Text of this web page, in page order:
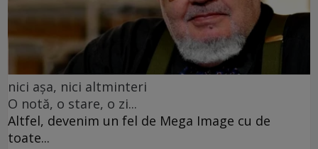
nici așa, nici altminteri
O notă, o stare, o zi...
Altfel, devenim un fel de Mega Image cu de
toate...